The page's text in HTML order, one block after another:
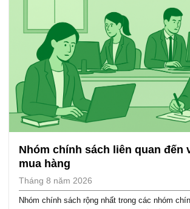
Nhóm chính sách liên quan đến
mua hàng
Tháng 8 năm 2026
Nhóm chính sách rộng nhất trong các nhóm